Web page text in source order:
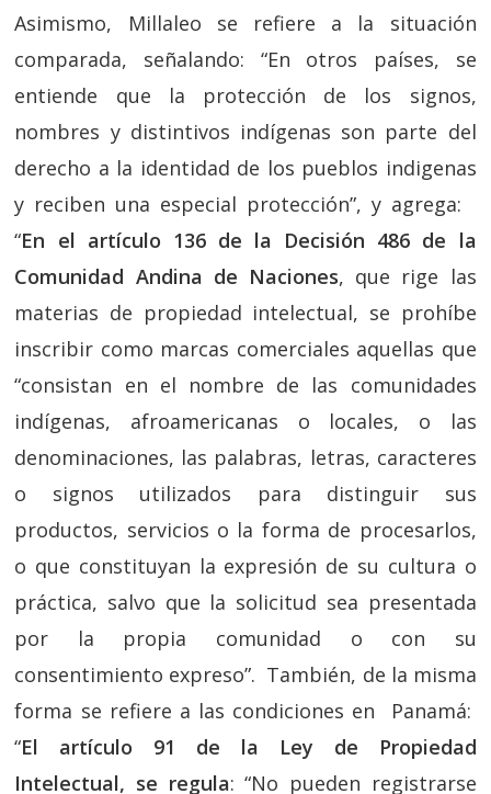
Asimismo, Millaleo se refiere a la situación
comparada, señalando: “En otros países, se
entiende que la protección de los signos,
nombres y distintivos indígenas son parte del
derecho a la identidad de los pueblos indigenas
y reciben una especial protección”, y agrega:
“En el artículo 136 de la Decisión 486 de la
Comunidad Andina de Naciones, que rige las
materias de propiedad intelectual, se prohíbe
inscribir como marcas comerciales aquellas que
“consistan en el nombre de las comunidades
indígenas, afroamericanas o locales, o las
denominaciones, las palabras, letras, caracteres
o signos utilizados para distinguir sus
productos, servicios o la forma de procesarlos,
o que constituyan la expresión de su cultura o
práctica, salvo que la solicitud sea presentada
por la propia comunidad o con su
consentimiento expreso”. También, de la misma
forma se refiere a las condiciones en Panamá:
“El artículo 91 de la Ley de Propiedad
Intelectual, se regula: “No pueden registrarse